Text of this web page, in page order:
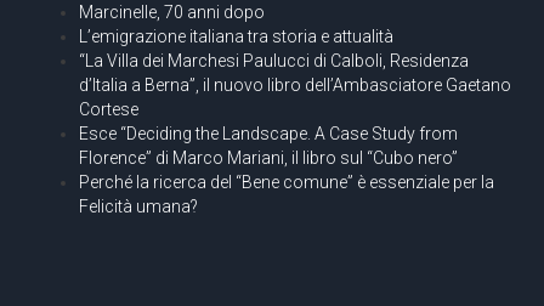
Marcinelle, 70 anni dopo
L’emigrazione italiana tra storia e attualità
“La Villa dei Marchesi Paulucci di Calboli, Residenza
d’Italia a Berna”, il nuovo libro dell’Ambasciatore Gaetano
Cortese
Esce “Deciding the Landscape. A Case Study from
Florence” di Marco Mariani, il libro sul “Cubo nero”
Perché la ricerca del “Bene comune” è essenziale per la
Felicità umana?